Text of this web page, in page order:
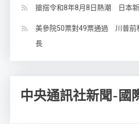
搶搭令和8年8月8日熱潮 日本
美參院50票對49票通過 川普前
長
中央通訊社新聞-國